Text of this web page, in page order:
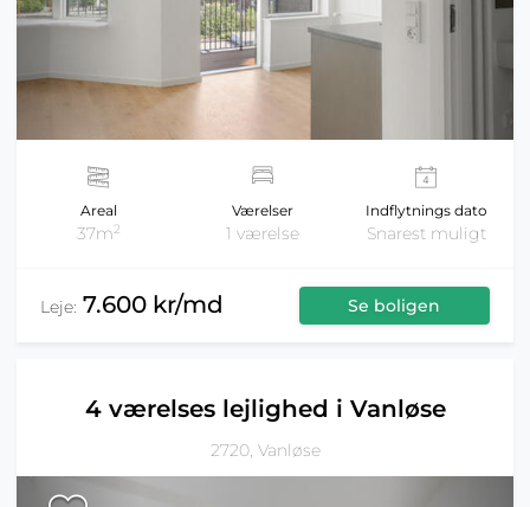
Areal
37m2
Værelser
1 værelse
Indflytnings dato
Snarest muligt
Leje: 7.600 kr/md Se boligen
4 værelses lejlighed i Vanløse
2720, Vanløse